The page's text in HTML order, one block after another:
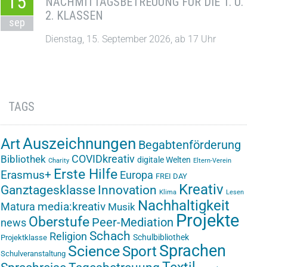
sep
2. KLASSEN
Dienstag, 15. September 2026, ab 17 Uhr
TAGS
ArtAuszeichnungen Begabtenförderung
Bibliothek Charity COVIDkreativ digitale Welten Eltern-Verein
Erasmus+ Erste Hilfe Europa FREI DAY
Ganztagesklasse Innovation Klima Kreativ Lesen
Matura media:kreativ Musik Nachhaltigkeit
news Oberstufe Peer-Mediation Projekte
Projektklasse Religion Schach Schulbibliothek
Schulveranstaltung ScienceSport Sprachen